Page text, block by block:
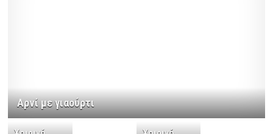
Αρνί με γιαούρτι